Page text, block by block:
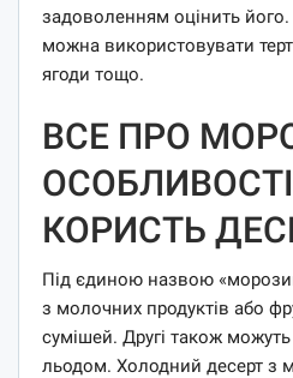
задоволенням оцінить
можна використовувати
ягоди тощо.
ВСЕ ПРО
КОРИСТЬ
Під єдиною назвою
з молочних продуктів або
сумішей. Другі також
льодом. Холодний десерт з